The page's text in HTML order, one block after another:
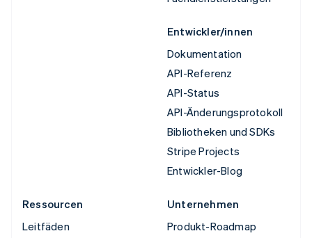
Entwickler/innen
Dokumentation
API-Referenz
API-Status
API-Änderungsprotokoll
Bibliotheken und SDKs
Stripe Projects
Entwickler-Blog
Ressourcen
Leitfäden
Unternehmen
Produkt-Roadmap